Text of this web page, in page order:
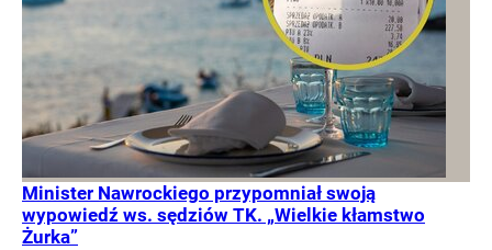
Minister Nawrockiego przypomniał swoją
wypowiedź ws. sędziów TK. „Wielkie kłamstwo
Żurka”